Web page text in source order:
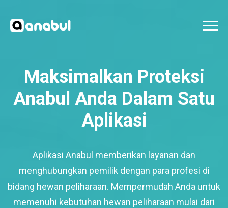
Maksimalkan Proteksi
Anabul Anda Dalam Satu
Aplikasi
Aplikasi Anabul memberikan layanan dan
menghubungkan pemilik dengan para profesi di
bidang hewan peliharaan. Mempermudah Anda untuk
memenuhi kebutuhan hewan peliharaan mulai dari